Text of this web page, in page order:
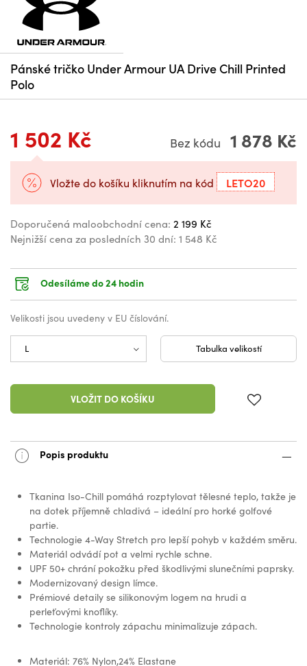
Pánské tričko Under Armour UA Drive Chill Printed
Polo
1 502 Kč Bez kódu 1 878 Kč
Vložte do košíku kliknutím na kód LETO20
Doporučená maloobchodní cena: 2 199 Kč
Nejnižší cena za posledních 30 dní: 1 548 Kč
Odesíláme do 24 hodin
Velikosti jsou uvedeny v EU číslování.
Tabulka velikostí
VLOŽIT DO KOŠÍKU
Popis produktu
Tkanina Iso-Chill pomáhá rozptylovat tělesné teplo, takže je
na dotek příjemně chladivá – ideální pro horké golfové
partie.
Technologie 4-Way Stretch pro lepší pohyb v každém směru.
Materiál odvádí pot a velmi rychle schne.
UPF 50+ chrání pokožku před škodlivými slunečními paprsky.
Modernizovaný design límce.
Prémiové detaily se silikonovým logem na hrudi a
perleťovými knoflíky.
Technologie kontroly zápachu minimalizuje zápach.
Materiál: 76% Nylon,24% Elastane